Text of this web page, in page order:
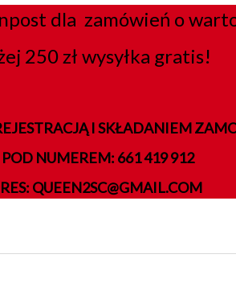
dla zamówień o
250 zł wysyłka gratis!
I SKŁADANIEM
NUMEREM: 661 419 912
QUEEN2SC@GMAIL.COM